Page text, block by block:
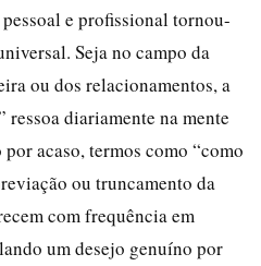
e profissional tornou-
Seja no campo da
ou dos relacionamentos, a
diariamente na mente
acaso, termos como “como
ou truncamento da
com frequência em
um desejo genuíno por